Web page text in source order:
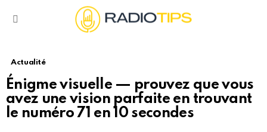
Actualité
Énigme visuelle — prouvez que vous
avez une vision parfaite en trouvant
le numéro 71 en 10 secondes